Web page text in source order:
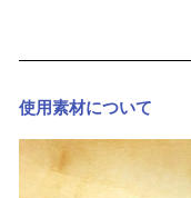
使用素材について